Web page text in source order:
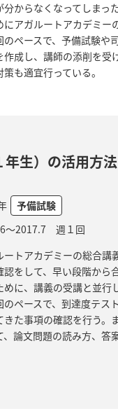
分からなくなってしまっ
にアガルートアカデミー
のペースで、予備試験や
作成し、講師の添削を受
も適宜行っている。
年生）の活用方法
予備試験
～2017.7 週１回
ートアカデミーの総合講
認をして、早い段階から
めに、講義の受講と並行
のペースで、到達度テス
きた事項の確認を行う。
、論文問題の読み方、答